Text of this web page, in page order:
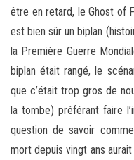
être en retard, le Ghost of
est bien sûr un biplan
la Première Guerre
biplan était rangé, le
que c’était trop gros de
la tombe) préférant faire
question de savoir
mort depuis vingt ans